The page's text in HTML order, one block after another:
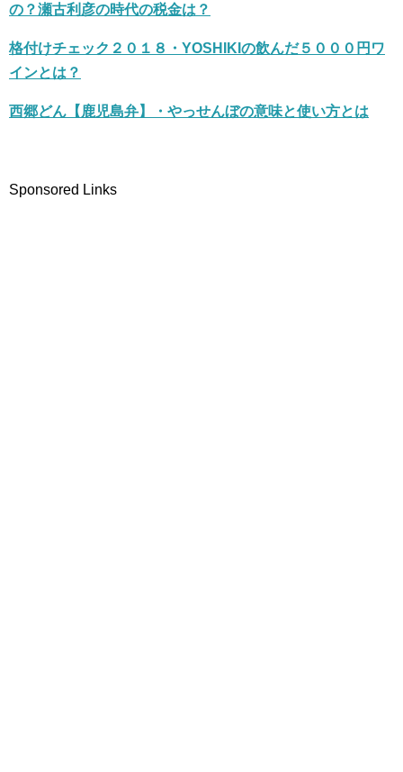
の？瀬古利彦の時代の税金は？
格付けチェック２０１８・YOSHIKIの飲んだ５０００円ワ
インとは？
西郷どん【鹿児島弁】・やっせんぼの意味と使い方とは
Sponsored Links